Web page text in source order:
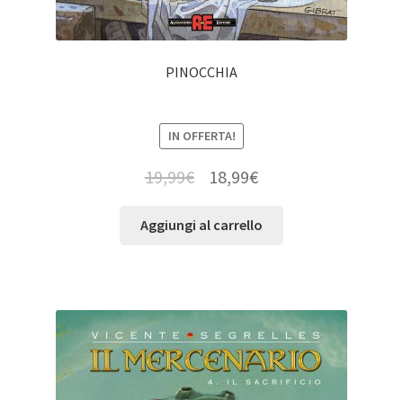
PINOCCHIA
IN OFFERTA!
19,99€ 18,99€
Aggiungi al carrello